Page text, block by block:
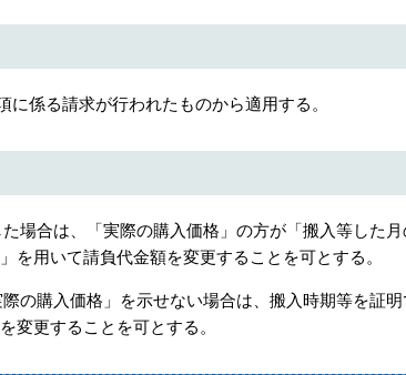
係る請求が行われたものから適用する。
場合は、「実際の購入価格」の方が「搬入等した月
用いて請負代金額を変更することを可とする。
の購入価格」を示せない場合は、搬入時期等を証明
変更することを可とする。